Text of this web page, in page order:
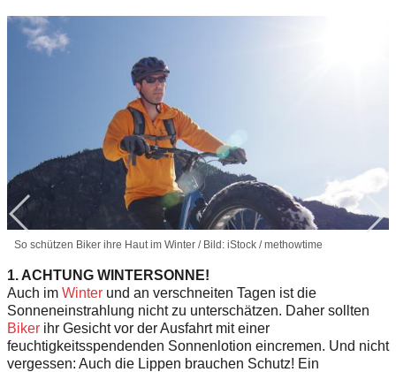
So schützen Biker ihre Haut im Winter / Bild: iStock / methowtime
1. ACHTUNG WINTERSONNE!
Auch im Winter und an verschneiten Tagen ist die
Sonneneinstrahlung nicht zu unterschätzen. Daher sollten
Biker ihr Gesicht vor der Ausfahrt mit einer
feuchtigkeitsspendenden Sonnenlotion eincremen. Und nicht
vergessen: Auch die Lippen brauchen Schutz! Ein